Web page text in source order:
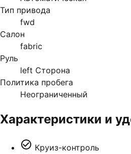
Тип привода
fwd
Салон
fabric
Руль
left Сторона
Политика пробега
Неограниченный
Характеристики и
Круиз-контроль